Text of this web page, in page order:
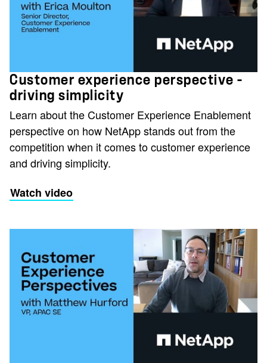
Customer experience perspective -
driving simplicity
Learn about the Customer Experience Enablement
perspective on how NetApp stands out from the
competition when it comes to customer experience
and driving simplicity.
Watch video